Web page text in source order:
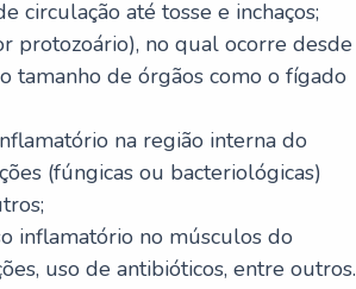
circulação até tosse e inchaços;
protozoário), no qual ocorre desde
tamanho de órgãos como o fígado
na região interna do
(fúngicas ou bacteriológicas)
inflamatório no músculos do
uso de antibióticos, entre outros.